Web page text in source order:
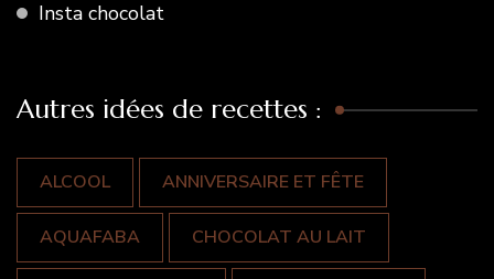
Insta chocolat
Autres idées de recettes :
ALCOOL ANNIVERSAIRE ET FÊTE
AQUAFABA CHOCOLAT AU LAIT